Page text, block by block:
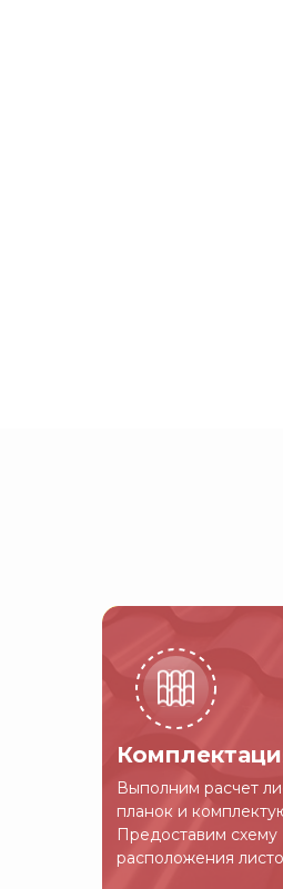
Выполним расчет
планок и
Предоставим схему
расположения